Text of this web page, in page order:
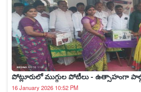
పోట్లూరులో ముగ్గుల పోటీలు - ఉత్సాహంగా
16 January 2026 10:52 PM